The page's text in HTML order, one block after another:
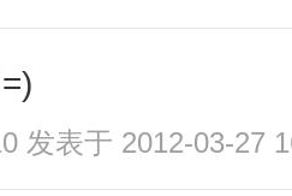
发表于 2012-03-27